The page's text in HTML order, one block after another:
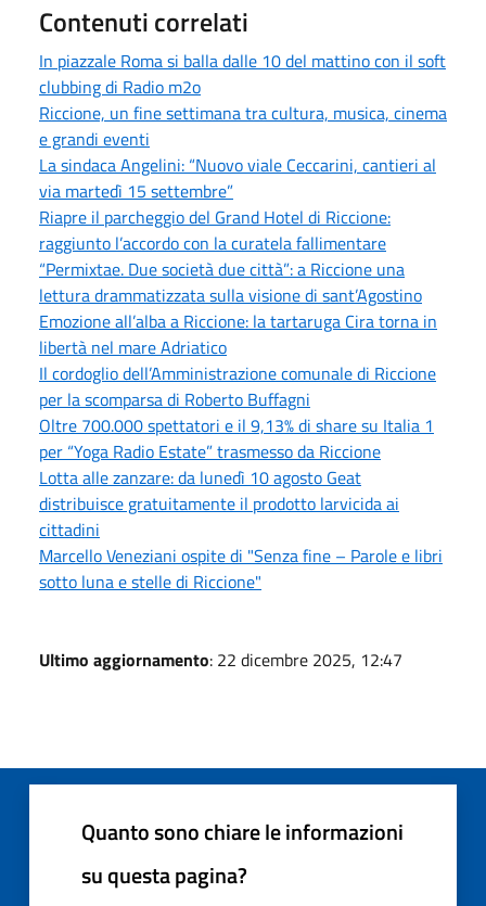
Contenuti correlati
In piazzale Roma si balla dalle 10 del mattino con il soft
clubbing di Radio m2o
Riccione, un fine settimana tra cultura, musica, cinema
e grandi eventi
La sindaca Angelini: “Nuovo viale Ceccarini, cantieri al
via martedì 15 settembre”
Riapre il parcheggio del Grand Hotel di Riccione:
raggiunto l’accordo con la curatela fallimentare
“Permixtae. Due società due città”: a Riccione una
lettura drammatizzata sulla visione di sant’Agostino
Emozione all’alba a Riccione: la tartaruga Cira torna in
libertà nel mare Adriatico
Il cordoglio dell’Amministrazione comunale di Riccione
per la scomparsa di Roberto Buffagni
Oltre 700.000 spettatori e il 9,13% di share su Italia 1
per “Yoga Radio Estate” trasmesso da Riccione
Lotta alle zanzare: da lunedì 10 agosto Geat
distribuisce gratuitamente il prodotto larvicida ai
cittadini
Marcello Veneziani ospite di "Senza fine – Parole e libri
sotto luna e stelle di Riccione"
Ultimo aggiornamento: 22 dicembre 2025, 12:47
Quanto sono chiare le informazioni
su questa pagina?